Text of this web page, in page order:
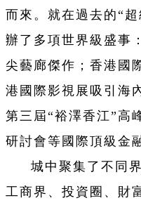
而來。就在過去的“
辦了多項世界級盛事
尖藝廊傑作；香港國
港國際影視展吸引海
第三屆“裕澤香江”高
研討會等國際頂級金
城中聚集了不同
工商界、投資圈、財